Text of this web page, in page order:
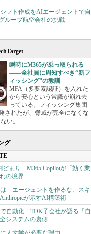
フト作成をAIエージェントで自
ループ航空会社の挑戦
瞬時にM365が乗っ取られる
――全社員に周知すべき“新フ
ィッシング”の教訓
MFA（多要素認証）を入れた
から安心という常識が崩れ去
っている。フィッシング集団
発されたが、脅威が完全になくな
い。
グ
どまり M365 Copilotが「効く業
の境界
は「エージェントを作るな、スキ
が示すAI構築術
自動化 TDK子会社が語る「自
システムの裏側